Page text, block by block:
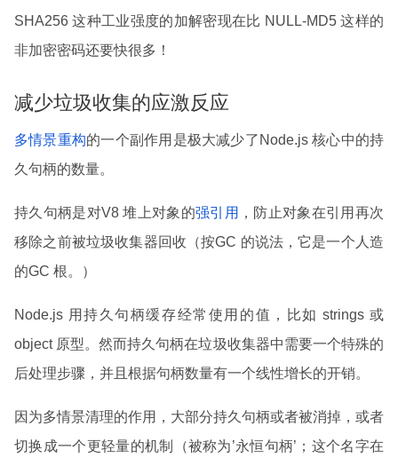
SHA256 这种工业强度的加解密现在比 NULL-MD5 这样的
非加密密码还要快很多！
减少垃圾收集的应激反应
多情景重构的一个副作用是极大减少了Node.js 核心中的持
久句柄的数量。
持久句柄是对V8 堆上对象的强引用 ，防止对象在引用再次
移除之前被垃圾收集器回收（按GC 的说法，它是一个人造
的GC 根。）
Node.js 用持久句柄缓存经常使用的值，比如 strings 或
object 原型。然而持久句柄在垃圾收集器中需要一个特殊的
后处理步骤，并且根据句柄数量有一个线性增长的开销。
因为多情景清理的作用，大部分持久句柄或者被消掉，或者
切换成一个更轻量的机制（被称为’永恒句柄’；这个名字在